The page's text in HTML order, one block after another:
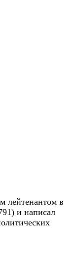
лейтенантом в
и написал